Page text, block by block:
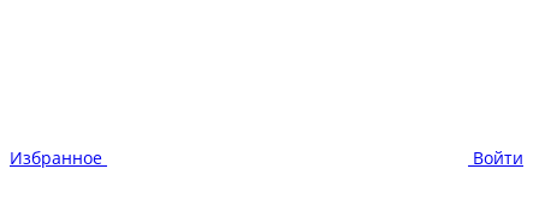
Избранное Войти